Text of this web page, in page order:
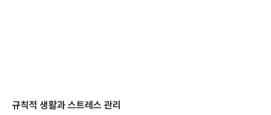
규칙적 생활과 스트레스 관리